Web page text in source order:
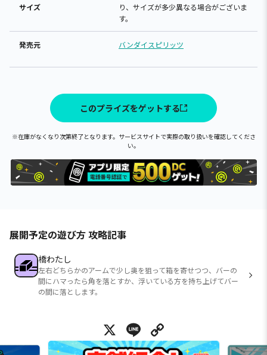
サイズ
り、サイズが多少異なる場合がございま
す。
発売元 バンダイスピリッツ
このプライズをゲットする
※在庫がなくなり次第終了となります。サービスサイトで実際の取り扱いを確認してくださ
い。
展開予定の遊び方 攻略記事
橋わたし
左右どちらかのアームで少し奥を狙って箱を寄せつつ、バーの
間にハマったら角を落とすか、浮いている方を持ち上げてバー
の間に落とします。
X Line